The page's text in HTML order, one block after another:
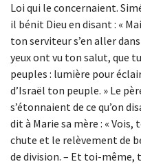
Loi qui le concernaient.
il bénit Dieu en disant : «
ton serviteur s’en aller
yeux ont vu ton salut, que
peuples : lumière pour
d’Israël ton peuple. » Le
s’étonnaient de ce qu’on
dit à Marie sa mère : «
chute et le relèvement de
de division. – Et toi-même,